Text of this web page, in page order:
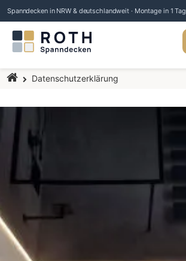
Spanndecken in NRW & deutschlandweit · Montage in 1 Tag
Startseite
Datenschutzerklärung